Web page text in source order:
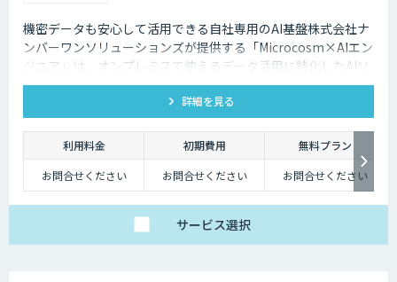
機密データも安心して活用できる自社専用のAI基盤株式会社ナ
ンバーワンソリューションズが提供する「Microcosm×AIエン
ジニア」は、オンプレミスで使えるデータ活用に特化したAIソ
リューションをAIエンジニアが貴社の課題に合わせてカスタマ
イズするサービスです。社内に眠るデータを「会社の資産」と
して生まれ変わらせることができます。
詳細を見る
利用料金 初期費用
無料プラン
お問合せください
お問合せください お問合せください
サービス選択